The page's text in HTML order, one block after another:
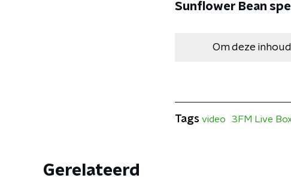
Sunflower Bean
Om deze
Tags video 3FM Live
Gerelateerd